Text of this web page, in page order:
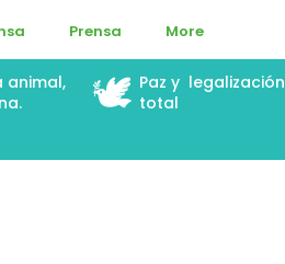
Prensa More
animal,
🕊️ Paz y legalización
total